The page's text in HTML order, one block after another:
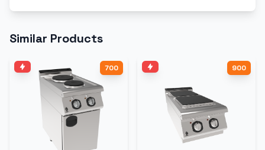
Similar Products
700 900